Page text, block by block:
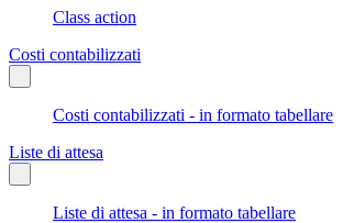
Class action
Costi contabilizzati
Costi contabilizzati - in formato tabellare
Liste di attesa
Liste di attesa - in formato tabellare